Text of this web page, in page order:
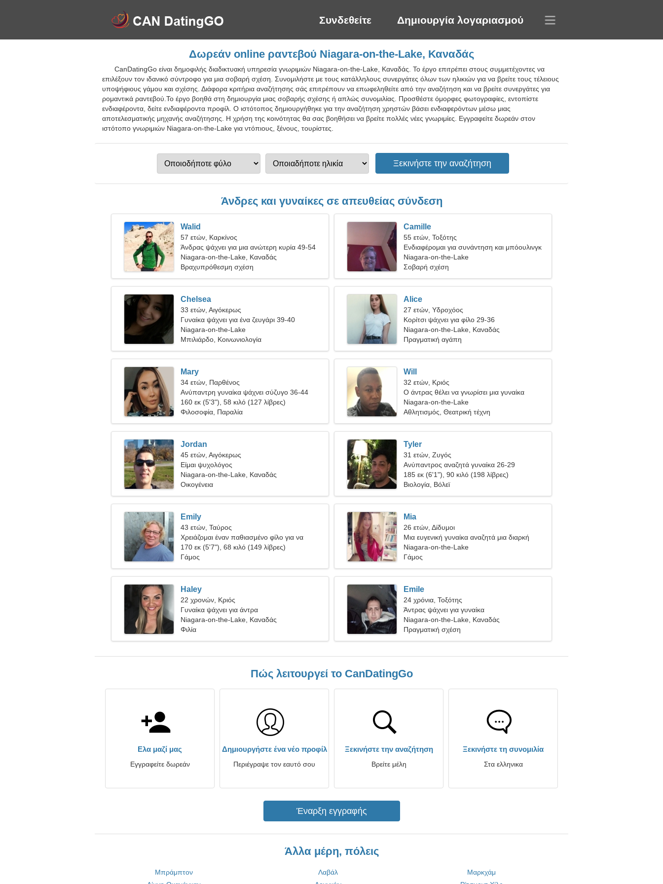
Συνδεθείτε Δημιουργία λογαριασμού
Δωρεάν online ραντεβού Niagara-on-the-Lake, Καναδάς
CanDatingGo είναι δημοφιλής διαδικτυακή υπηρεσία γνωριμιών Niagara-on-the-Lake, Καναδάς. Το έργο επιτρέπει στους συμμετέχοντες να
επιλέξουν τον ιδανικό σύντροφο για μια σοβαρή σχέση. Συνομιλήστε με τους κατάλληλους συνεργάτες όλων των ηλικιών για να βρείτε τους τέλειους
υποψήφιους γάμου και σχέσης. Διάφορα κριτήρια αναζήτησης σάς επιτρέπουν να επωφεληθείτε από την αναζήτηση και να βρείτε συνεργάτες για
ρομαντικά ραντεβού.Το έργο βοηθά στη δημιουργία μιας σοβαρής σχέσης ή απλώς συνομιλίας. Προσθέστε όμορφες φωτογραφίες, εντοπίστε
ενδιαφέροντα, δείτε ενδιαφέροντα προφίλ. Ο ιστότοπος δημιουργήθηκε για την αναζήτηση χρηστών βάσει ενδιαφερόντων μέσω μιας
αποτελεσματικής μηχανής αναζήτησης. Η χρήση της κοινότητας θα σας βοηθήσει να βρείτε πολλές νέες γνωριμίες. Εγγραφείτε δωρεάν στον
ιστότοπο γνωριμιών Niagara-on-the-Lake για ντόπιους, ξένους, τουρίστες.
Άνδρες και γυναίκες σε απευθείας σύνδεση
Walid
57 ετών, Καρκίνος
Άνδρας ψάχνει για μια ανώτερη κυρία 49-54
Niagara-on-the-Lake, Καναδάς
Βραχυπρόθεσμη σχέση
Camille
55 ετών, Τοξότης
Ενδιαφέρομαι για συνάντηση και μπόουλινγκ
Niagara-on-the-Lake
Σοβαρή σχέση
Chelsea
33 ετών, Αιγόκερως
Γυναίκα ψάχνει για ένα ζευγάρι 39-40
Niagara-on-the-Lake
Μπιλιάρδο, Κοινωνιολογία
Alice
27 ετών, Υδροχόος
Κορίτσι ψάχνει για φίλο 29-36
Niagara-on-the-Lake, Καναδάς
Πραγματική αγάπη
Mary
34 ετών, Παρθένος
Ανύπαντρη γυναίκα ψάχνει σύζυγο 36-44
160 εκ (5'3"), 58 κιλό (127 λίβρες)
Φιλοσοφία, Παραλία
Will
32 ετών, Κριός
Ο άντρας θέλει να γνωρίσει μια γυναίκα
Niagara-on-the-Lake
Αθλητισμός, Θεατρική τέχνη
Jordan
45 ετών, Αιγόκερως
Είμαι ψυχολόγος
Niagara-on-the-Lake, Καναδάς
Οικογένεια
Tyler
31 ετών, Ζυγός
Ανύπαντρος αναζητά γυναίκα 26-29
185 εκ (6'1"), 90 κιλό (198 λίβρες)
Βιολογία, Βόλεϊ
Emily
43 ετών, Ταύρος
Χρειάζομαι έναν παθιασμένο φίλο για να
κάνουμε σκι μαζί
170 εκ (5'7"), 68 κιλό (149 λίβρες)
Γάμος
Mia
26 ετών, Δίδυμοι
Μια ευγενική γυναίκα αναζητά μια διαρκή
σχέση
Niagara-on-the-Lake
Γάμος
Haley
22 χρονών, Κριός
Γυναίκα ψάχνει για άντρα
Niagara-on-the-Lake, Καναδάς
Φιλία
Emile
24 χρόνια, Τοξότης
Άντρας ψάχνει για γυναίκα
Niagara-on-the-Lake, Καναδάς
Πραγματική σχέση
Πώς λειτουργεί το CanDatingGo
Ελα μαζί μας
Εγγραφείτε δωρεάν
Δημιουργήστε ένα νέο προφίλ
Περιέγραψε τον εαυτό σου
Ξεκινήστε την αναζήτηση
Βρείτε μέλη
Ξεκινήστε τη συνομιλία
Στα ελληνικα
Έναρξη εγγραφής
Άλλα μέρη, πόλεις
Μπράμπτον Λαβάλ
Μαρκχάμ